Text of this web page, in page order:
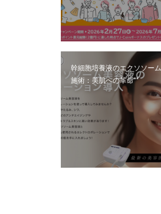
幹細胞培養液のエクソソーム
施術：美肌への革命**